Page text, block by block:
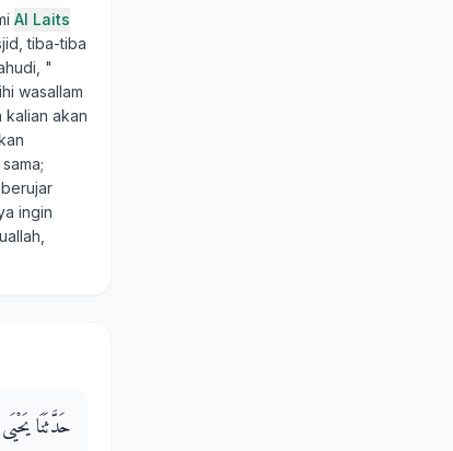
Al Laits
tiba-tiba
"
wasallam
kalian akan
ingin
حَدَّثَنَا